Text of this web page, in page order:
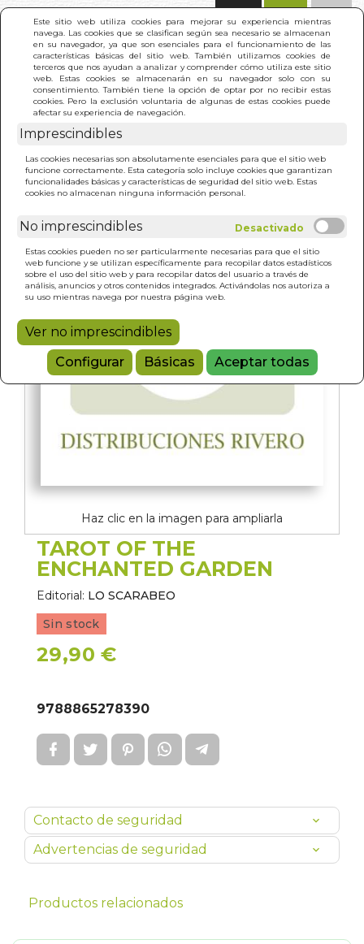
Este sitio web utiliza cookies para mejorar su experiencia mientras
navega. Las cookies que se clasifican según sea necesario se almacenan
en su navegador, ya que son esenciales para el funcionamiento de las
características básicas del sitio web. También utilizamos cookies de
terceros que nos ayudan a analizar y comprender cómo utiliza este sitio
web. Estas cookies se almacenarán en su navegador solo con su
consentimiento. También tiene la opción de optar por no recibir estas
cookies. Pero la exclusión voluntaria de algunas de estas cookies puede
afectar su experiencia de navegación.
Imprescindibles
Las cookies necesarias son absolutamente esenciales para que el sitio web
funcione correctamente. Esta categoría solo incluye cookies que garantizan
funcionalidades básicas y características de seguridad del sitio web. Estas
cookies no almacenan ninguna información personal.
No imprescindibles
Estas cookies pueden no ser particularmente necesarias para que el sitio
web funcione y se utilizan específicamente para recopilar datos estadísticos
sobre el uso del sitio web y para recopilar datos del usuario a través de
análisis, anuncios y otros contenidos integrados. Activándolas nos autoriza a
su uso mientras navega por nuestra página web.
Ver no imprescindibles
Configurar
Básicas Aceptar todas
INICIO >
Haz clic en la imagen para ampliarla
TAROT OF THE
ENCHANTED GARDEN
Editorial: LO SCARABEO
Sin stock
29,90 €
9788865278390
Contacto de seguridad
Advertencias de seguridad
Productos relacionados